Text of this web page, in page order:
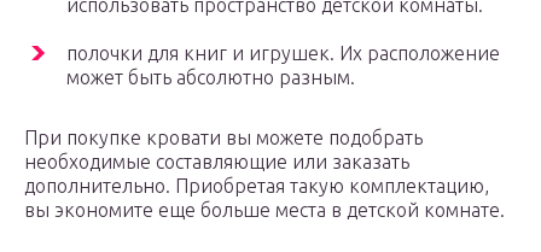
использовать пространство детской комнаты.
полочки для книг и игрушек. Их расположение
может быть абсолютно разным.
При покупке кровати вы можете подобрать
необходимые составляющие или заказать
дополнительно. Приобретая такую комплектацию,
вы экономите еще больше места в детской комнате.